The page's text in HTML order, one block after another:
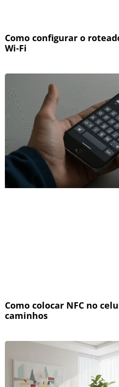
Como configurar o
Wi-Fi
Como colocar NFC no
caminhos